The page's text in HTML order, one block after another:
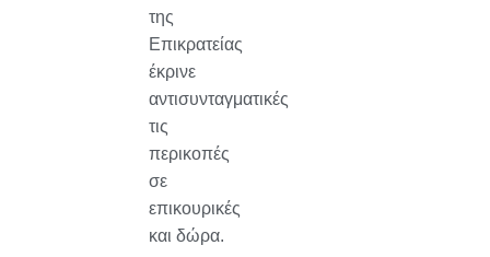
της
Επικρατείας
έκρινε
αντισυνταγματικές
τις
περικοπές
σε
επικουρικές
και δώρα.